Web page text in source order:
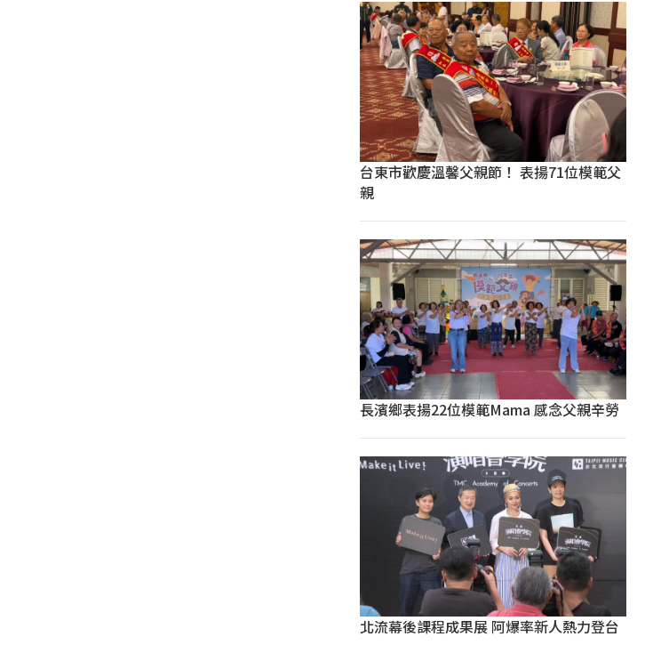
台東市歡慶溫馨父親節！ 表揚71位模範父
親
長濱鄉表揚22位模範Mama 感念父親辛勞
北流幕後課程成果展 阿爆率新人熱力登台